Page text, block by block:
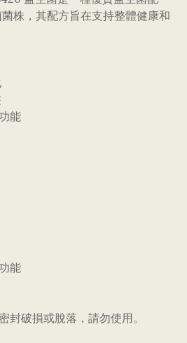
株，其配方旨在支持整體健康和
能
能
封破損或脫落，請勿使用。